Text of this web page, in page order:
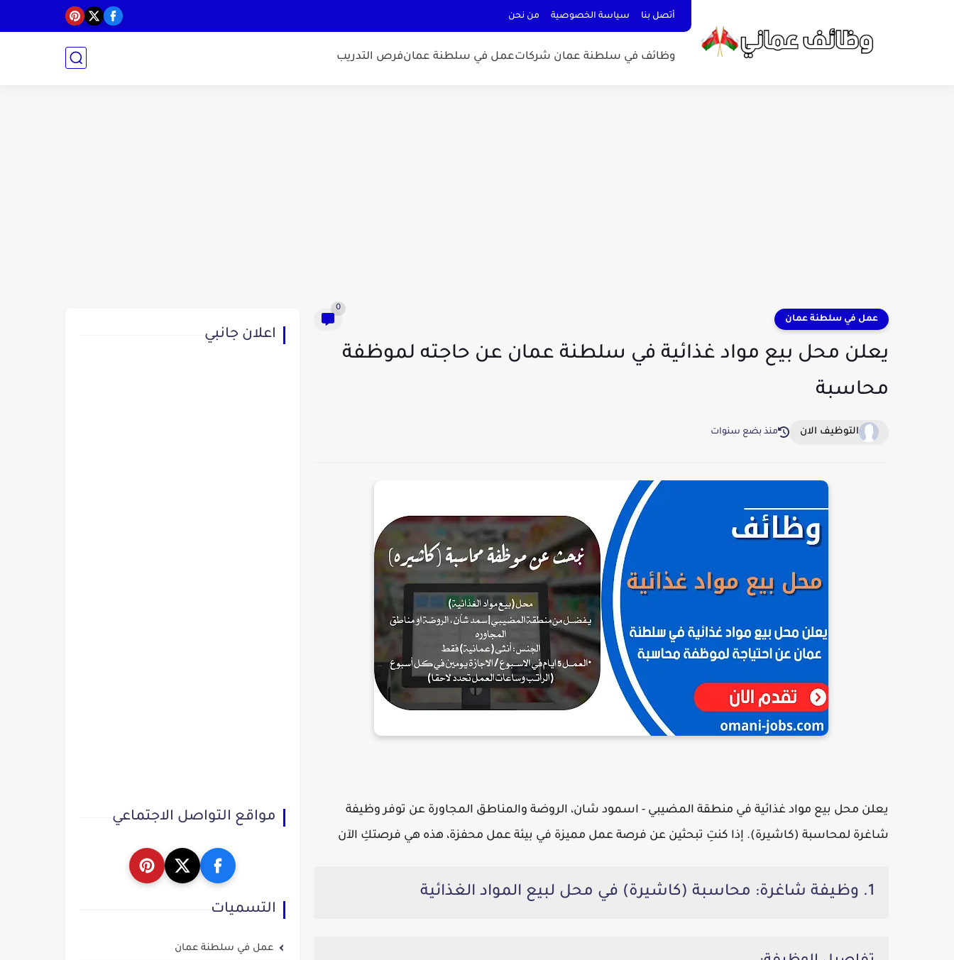
أتصل بنا سياسة الخصوصية من نحن
وظائف في سلطنة عمان شركاتعمل في سلطنة عمانفرص التدريب
عمل في سلطنة عمان
0
يعلن محل بيع مواد غذائية في سلطنة عمان عن حاجته لموظفة
محاسبة
التوظيف الان منذ بضع سنوات
يعلن محل بيع مواد غذائية في منطقة المضيبي - اسمود شان، الروضة والمناطق المجاورة عن توفر وظيفة
شاغرة لمحاسبة (كاشيرة). إذا كنتِ تبحثين عن فرصة عمل مميزة في بيئة عمل محفزة، هذه هي فرصتكِ الآن
1. وظيفة شاغرة: محاسبة (كاشيرة) في محل لبيع المواد الغذائية
اعلان جانبي
مواقع التواصل الاجتماعي
التسميات
عمل في سلطنة عمان